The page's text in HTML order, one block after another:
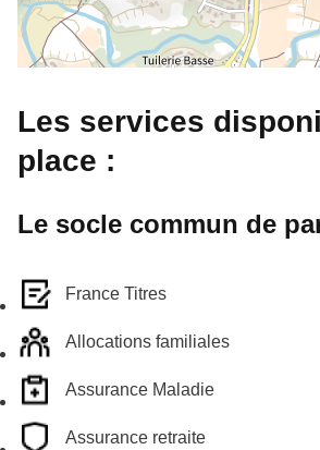
Les services
place :
Le socle commun de
France Titres
Allocations familiales
Assurance Maladie
Assurance retraite